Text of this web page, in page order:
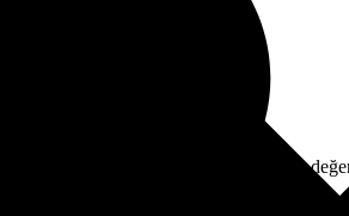
eşsiz doğa manzarası, keşfedilmeye